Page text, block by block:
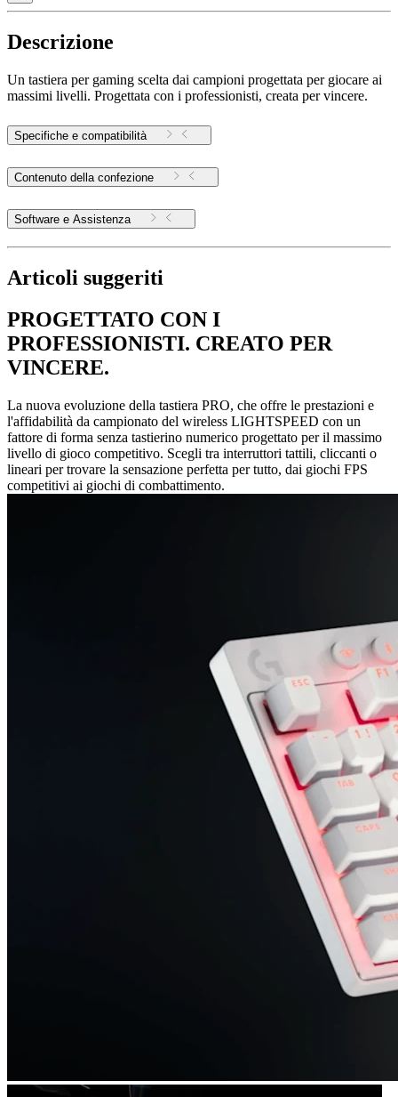
Descrizione
Un tastiera per gaming scelta dai campioni progettata per giocare ai
massimi livelli. Progettata con i professionisti, creata per vincere.
Specifiche e compatibilità
Contenuto della confezione
Software e Assistenza
Articoli suggeriti
PROGETTATO CON I
PROFESSIONISTI. CREATO PER
VINCERE.
La nuova evoluzione della tastiera PRO, che offre le prestazioni e
l'affidabilità da campionato del wireless LIGHTSPEED con un
fattore di forma senza tastierino numerico progettato per il massimo
livello di gioco competitivo. Scegli tra interruttori tattili, cliccanti o
lineari per trovare la sensazione perfetta per tutto, dai giochi FPS
competitivi ai giochi di combattimento.